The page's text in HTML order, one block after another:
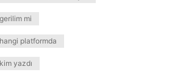
mi
platformda
yazdı